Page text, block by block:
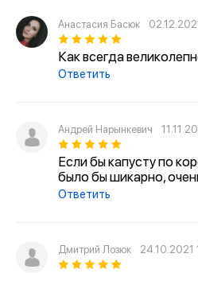
Анастасия Басюк
Как всегда
Ответить
Андрей Нарынкевич
Если бы капусту по
было бы шикарно,
Ответить
Дмитрий Лозюк 24.10.2021